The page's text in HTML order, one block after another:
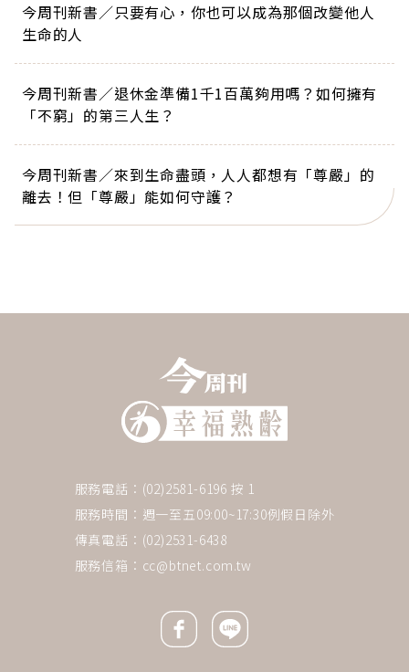
今周刊新書／只要有心，你也可以成為那個改變他人
生命的人
今周刊新書／退休金準備1千1百萬夠用嗎？如何擁有
「不窮」的第三人生？
今周刊新書／來到生命盡頭，人人都想有「尊嚴」的
離去！但「尊嚴」能如何守護？
服務電話：(02)2581-6196 按 1
服務時間：週一至五09:00~17:30例假日除外
傳真電話：(02)2531-6438
服務信箱： cc@btnet.com.tw
Facebook icon
Line icon